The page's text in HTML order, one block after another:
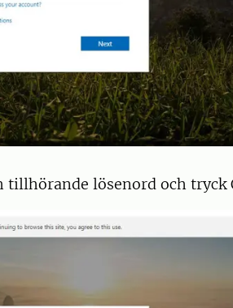
tillhörande lösenord och tryck